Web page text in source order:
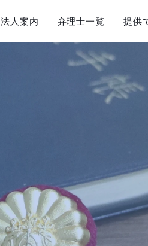
法人案内 弁理士一覧 提供